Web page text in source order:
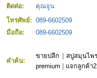
ติดต่อ:
คุณจูน
โทรศัพย์: 089-6602509
มือถือ:
089-6602509
คำค้น:
ขายปลีก |สบู่สมุนไพ
premium
แจกลูกค้า